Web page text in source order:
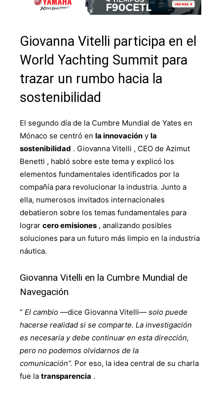
Giovanna Vitelli participa en el
World Yachting Summit para
trazar un rumbo hacia la
sostenibilidad
El segundo día de la Cumbre Mundial de Yates en
Mónaco se centró en la innovación y la
sostenibilidad . Giovanna Vitelli , CEO de Azimut
Benetti , habló sobre este tema y explicó los
elementos fundamentales identificados por la
compañía para revolucionar la industria. Junto a
ella, numerosos invitados internacionales
debatieron sobre los temas fundamentales para
lograr cero emisiones , analizando posibles
soluciones para un futuro más limpio en la industria
náutica.
Giovanna Vitelli en la Cumbre Mundial de
Navegación
“ El cambio —dice Giovanna Vitelli— solo puede
hacerse realidad si se comparte. La investigación
es necesaria y debe continuar en esta dirección,
pero no podemos olvidarnos de la
comunicación”. Por eso, la idea central de su charla
fue la transparencia .